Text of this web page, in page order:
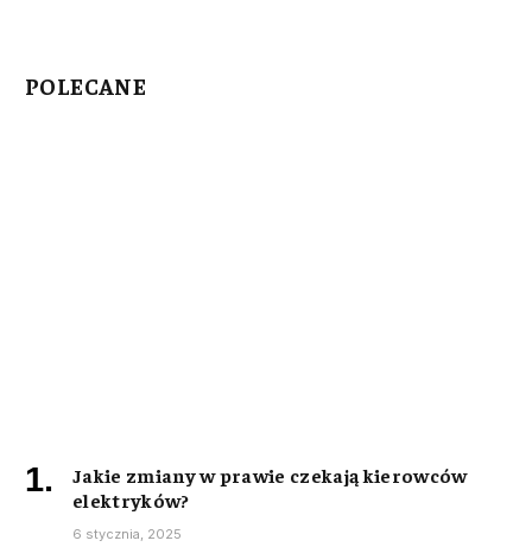
POLECANE
Jakie zmiany w prawie czekają kierowców
elektryków?
6 stycznia, 2025